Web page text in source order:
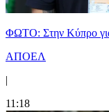
ΦΩΤΟ: Στην Κύπρο
ΑΠΟΕΛ
|
11:18